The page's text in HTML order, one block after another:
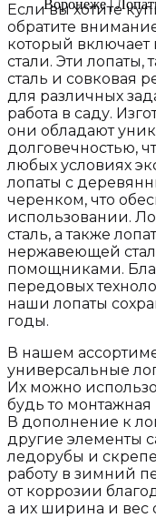
Если вы хотите
обратите
который включает
стали. Эти лопаты,
сталь и совковая
для различных
работа в саду.
они обладают
долговечностью,
любых условиях
лопаты с
черенком, что
использовании.
сталь, а также
нержавеющей
помощниками.
передовых
наши лопаты
годы.
В нашем
универсальные
Их можно
будь то
В дополнение к
другие элементы
ледорубы и
работу в зимний
от коррозии
а их ширина и вес